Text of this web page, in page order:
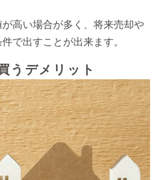
高い場合が多く、将来売却や
で出すことが出来ます。
うデメリット